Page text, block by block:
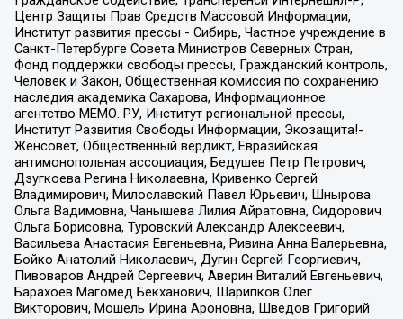
Центр Защиты Прав Средств Массовой Информации,
Институт развития прессы - Сибирь, Частное учреждение в
Санкт-Петербурге Совета Министров Северных Стран,
Фонд поддержки свободы прессы, Гражданский контроль,
Человек и Закон, Общественная комиссия по сохранению
наследия академика Сахарова, Информационное
агентство МЕМО. РУ, Институт региональной прессы,
Институт Развития Свободы Информации, Экозащита!-
Женсовет, Общественный вердикт, Евразийская
антимонопольная ассоциация, Бедушев Петр Петрович,
Дзугкоева Регина Николаевна, Кривенко Сергей
Владимирович, Милославский Павел Юрьевич, Шнырова
Ольга Вадимовна, Чанышева Лилия Айратовна, Сидорович
Ольга Борисовна, Туровский Александр Алексеевич,
Васильева Анастасия Евгеньевна, Ривина Анна Валерьевна,
Бойко Анатолий Николаевич, Дугин Сергей Георгиевич,
Пивоваров Андрей Сергеевич, Аверин Виталий Евгеньевич,
Барахоев Магомед Бекханович, Шарипков Олег
Викторович, Мошель Ирина Ароновна, Шведов Григорий